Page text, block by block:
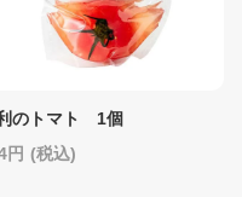
のトマト 1個
(税込)